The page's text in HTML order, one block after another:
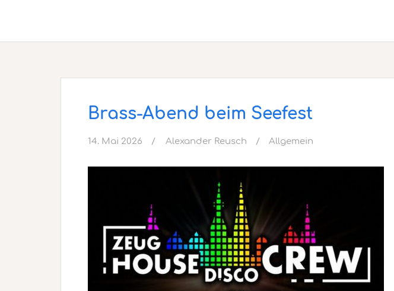
Brass-Abend beim Seefest
14. Mai 2026 Alexander Reusch Allgemein